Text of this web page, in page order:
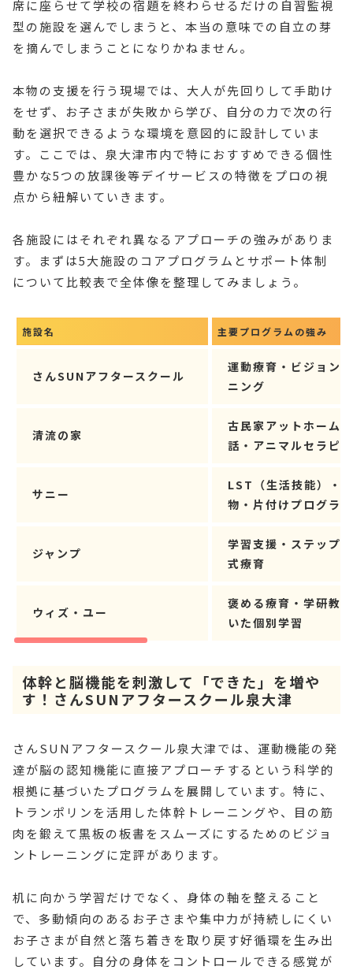
席に座らせて学校の宿題を終わらせるだけの自習監視
型の施設を選んでしまうと、本当の意味での自立の芽
を摘んでしまうことになりかねません。
本物の支援を行う現場では、大人が先回りして手助け
をせず、お子さまが失敗から学び、自分の力で次の行
動を選択できるような環境を意図的に設計していま
す。ここでは、泉大津市内で特におすすめできる個性
豊かな5つの放課後等デイサービスの特徴をプロの視
点から紐解いていきます。
各施設にはそれぞれ異なるアプローチの強みがありま
す。まずは5大施設のコアプログラムとサポート体制
について比較表で全体像を整理してみましょう。
施設名 主要プログラムの強み
さんSUNアフタースクール
運動療育・ビジョン
ニング
清流の家
古民家アットホーム
話・アニマルセラピー
サニー
LST（生活技能）・
物・片付けプログラム
ジャンプ
学習支援・ステップ
式療育
ウィズ・ユー
褒める療育・学研教
いた個別学習
体幹と脳機能を刺激して「できた」を増や
す！さんSUNアフタースクール泉大津
さんSUNアフタースクール泉大津では、運動機能の発
達が脳の認知機能に直接アプローチするという科学的
根拠に基づいたプログラムを展開しています。特に、
トランポリンを活用した体幹トレーニングや、目の筋
肉を鍛えて黒板の板書をスムーズにするためのビジョ
ントレーニングに定評があります。
机に向かう学習だけでなく、身体の軸を整えること
で、多動傾向のあるお子さまや集中力が持続しにくい
お子さまが自然と落ち着きを取り戻す好循環を生み出
しています。自分の身体をコントロールできる感覚が